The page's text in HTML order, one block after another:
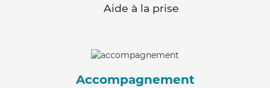
Aide à la prise
Accompagnement